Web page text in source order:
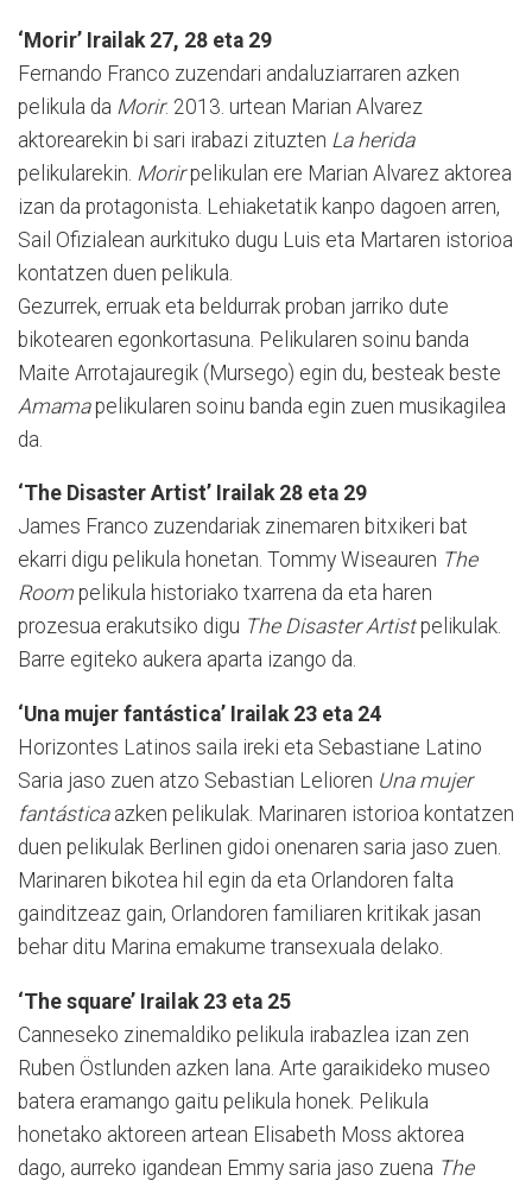
‘Morir’ Irailak 27, 28 eta 29
Fernando Franco zuzendari andaluziarraren azken
pelikula da Morir. 2013. urtean Marian Alvarez
aktorearekin bi sari irabazi zituzten La herida
pelikularekin. Morirpelikulan ere Marian Alvarez aktorea
izan da protagonista. Lehiaketatik kanpo dagoen arren,
Sail Ofizialean aurkituko dugu Luis eta Martaren istorioa
konta­tzen duen pelikula.
Gezurrek, erruak eta beldurrak proban jarriko dute
bikotearen egonkortasuna. Pe­li­kularen soinu banda
Maite Arrotajauregik (Mur­sego) egin du, besteak beste
Amamapelikularen soinu banda egin zuen musikagilea
da.
‘The Disaster Artist’ Irailak 28 eta 29
James Franco zuzendariak zinemaren bitxikeri bat
ekarri digu pelikula honetan. Tommy Wiseauren The
Room pelikula historiako txarrena da eta haren
prozesua eraku­tsiko digu The Disaster Artistpelikulak.
Barre egiteko aukera aparta izango da.
‘Una mujer fantástica’ Irailak 23 eta 24
Horizontes Latinos saila ireki eta Sebastiane Latino
Saria jaso zuen atzo Sebastian Lelioren Una mujer
fantástica azken pelikulak. Marinaren istorioa kontatzen
duen pelikulak Berlinen gidoi onenaren saria jaso zuen.
Marinaren bikotea hil egin da eta Orlandoren falta
gaindi­tzeaz gain, Orlandoren familiaren kritikak jasan
behar ditu Marina emakume transexuala delako.
‘The square’ Irailak 23 eta 25
Canneseko zinemaldiko pelikula irabazlea izan zen
Ruben Östlunden azken lana. Arte garaikideko museo
batera eramango gaitu pelikula honek. Pelikula
honetako aktoreen artean Elisabeth Moss aktorea
dago, aurreko igandean Emmy saria jaso zuena The